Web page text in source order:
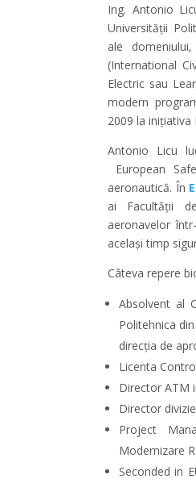
Ing. Antonio
Universității
ale
(International
Electric sau
modern
2009 la inițiativa
Antonio Licu
European
aeronautică. În
ai Facultății
aeronavelor
același timp
Câteva repere
Absolvent al
Politehnica
direcția de
Licenta
Director ATM
Director
Project
Modernizare
Seconded in